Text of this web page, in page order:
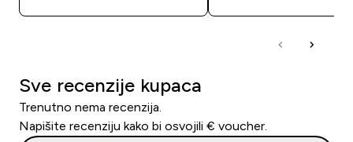
Sve recenzije kupaca
Trenutno nema recenzija.
Napišite recenziju kako bi osvojili € voucher.